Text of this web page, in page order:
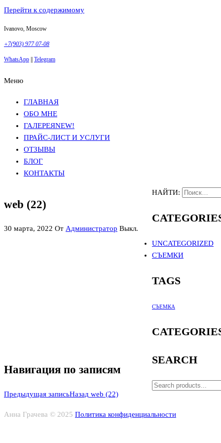
Перейти к содержимому
Ivanovo, Moscow
+7(903) 977 07-08
WhatsApp Telegram
Меню
ГЛАВНАЯ
ОБО МНЕ
ГАЛЕРЕЯNEW!
ПРАЙС-ЛИСТ И УСЛУГИ
ОТЗЫВЫ
БЛОГ
КОНТАКТЫ
web (22)
30 марта, 2022 От Администратор Выкл.
Навигация по записям
Предыдущая записьНазад web (22)
НАЙТИ:
UNCATEGORIZED
СЪЕМКИ
TAGS
СЪЕМКА
SEARCH
Анна Грачева © 2025 Политика конфиденциальности